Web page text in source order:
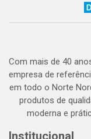
Com mais de 40
empresa de
em todo o Norte
produtos de
moderna e
Institucional